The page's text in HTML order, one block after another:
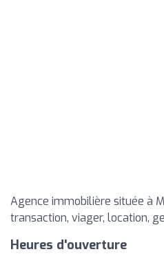
Agence immobilière située à
transaction, viager, location,
Heures d'ouverture